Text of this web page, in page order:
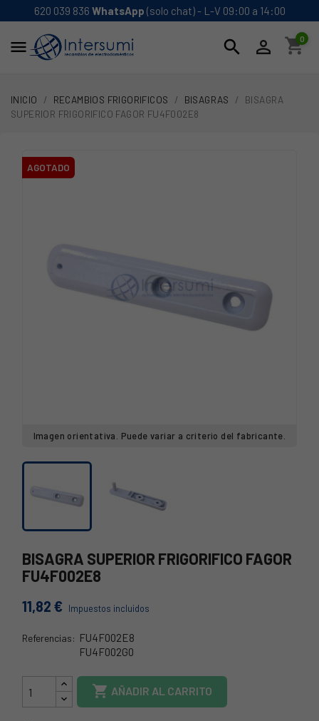
620 039 836 WhatsApp (solo chat) - L-V 09:00 a 14:00
 search  shopping_cart
0
INICIO RECAMBIOS FRIGORIFICOS BISAGRAS
BISAGRA
SUPERIOR FRIGORIFICO FAGOR FU4F002E8
AGOTADO
Imagen orientativa. Puede variar a criterio del fabricante.
BISAGRA SUPERIOR FRIGORIFICO FAGOR
FU4F002E8
11,82 € Impuestos incluidos
Referencias: FU4F002E8
FU4F002G0
 AÑADIR AL CARRITO